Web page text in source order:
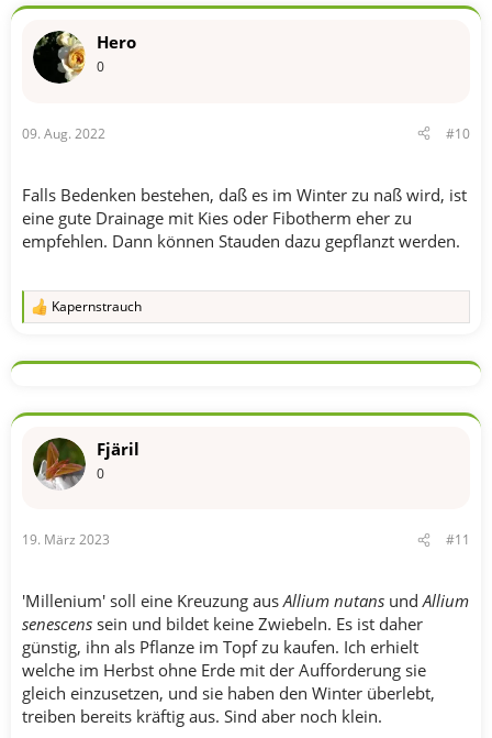
k
o
:
Hero
0
09. Aug. 2022 #10
Falls Bedenken bestehen, daß es im Winter zu naß wird, ist
eine gute Drainage mit Kies oder Fibotherm eher zu
empfehlen. Dann können Stauden dazu gepflanzt werden.
R
k
o
e
n
Kapernstrauch
Fjäril
0
19. März 2023 #11
'Millenium' soll eine Kreuzung ausAllium nutans undAllium
senescens sein und bildet keine Zwiebeln. Es ist daher
günstig, ihn als Pflanze im Topf zu kaufen. Ich erhielt
welche im Herbst ohne Erde mit der Aufforderung sie
gleich einzusetzen, und sie haben den Winter überlebt,
treiben bereits kräftig aus. Sind aber noch klein.